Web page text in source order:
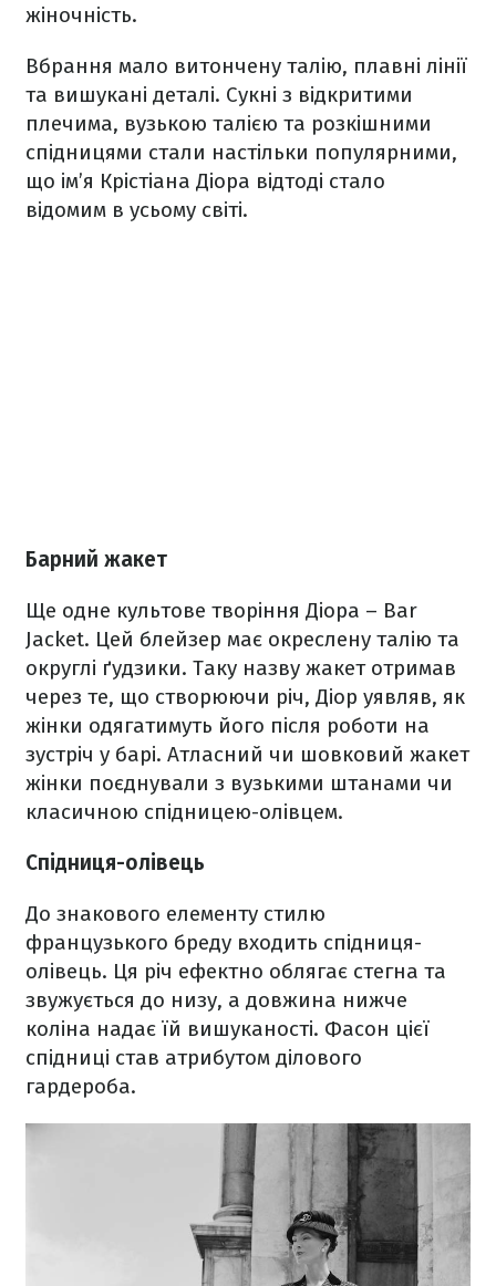
жіночність.
Вбрання мало витончену талію, плавні лінії
та вишукані деталі. Сукні з відкритими
плечима, вузькою талією та розкішними
спідницями стали настільки популярними,
що ім’я Крістіана Діора відтоді стало
відомим в усьому світі.
Барний жакет
Ще одне культове творіння Діора – Bar
Jacket. Цей блейзер має окреслену талію та
округлі ґудзики. Таку назву жакет отримав
через те, що створюючи річ, Діор уявляв, як
жінки одягатимуть його після роботи на
зустріч у барі. Атласний чи шовковий жакет
жінки поєднували з вузькими штанами чи
класичною спідницею-олівцем.
Спідниця-олівець
До знакового елементу стилю
французького бреду входить спідниця-
олівець. Ця річ ефектно облягає стегна та
звужується до низу, а довжина нижче
коліна надає їй вишуканості. Фасон цієї
спідниці став атрибутом ділового
гардероба.